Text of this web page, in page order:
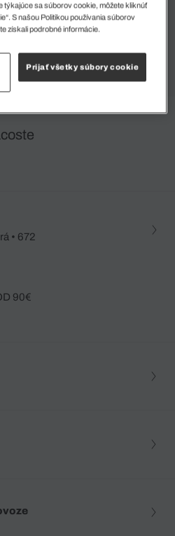
Námornícka modrá • 672
90€
sa súborov cookie, môžete kliknúť
S našou Politikou používania súborov
získali podrobné informácie.
Prijať všetky súbory cookie